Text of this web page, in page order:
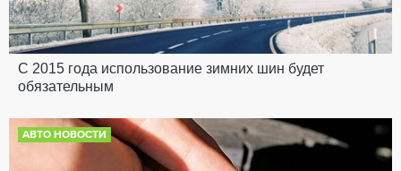
С 2015 года использование зимних шин будет
обязательным
АВТО НОВОСТИ